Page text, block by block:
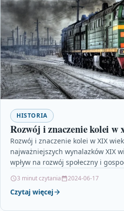
HISTORIA
Rozwój i znaczenie kolei w
Rozwój i znaczenie kolei w XIX
najważniejszych wynalazków XIX
wpływ na rozwój społeczny i
3 minut czytania 2024-06-17
Czytaj więcej